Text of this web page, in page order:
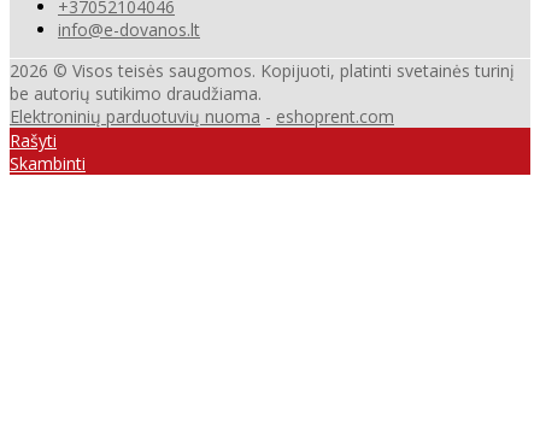
+37052104046
info@e-dovanos.lt
2026 © Visos teisės saugomos. Kopijuoti, platinti svetainės turinį
be autorių sutikimo draudžiama.
Elektroninių parduotuvių nuoma - eshoprent.com
Rašyti
Skambinti